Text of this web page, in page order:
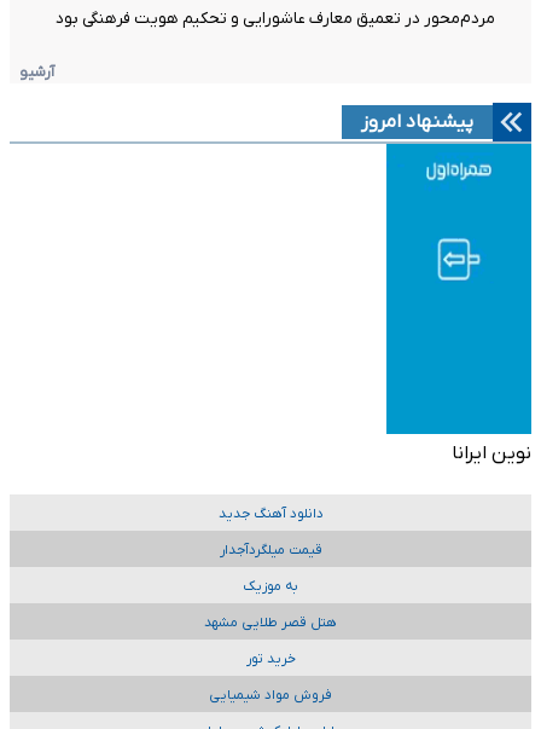
مردم‌محور در تعمیق معارف عاشورایی و تحکیم هویت فرهنگی بود
آرشیو
پیشنهاد امروز
نوین ایرانا
دانلود آهنگ جدید
قیمت میلگردآجدار
به موزیک
هتل قصر طلایی مشهد
خرید تور
فروش مواد شیمیایی